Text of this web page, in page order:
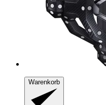
Warenkorb